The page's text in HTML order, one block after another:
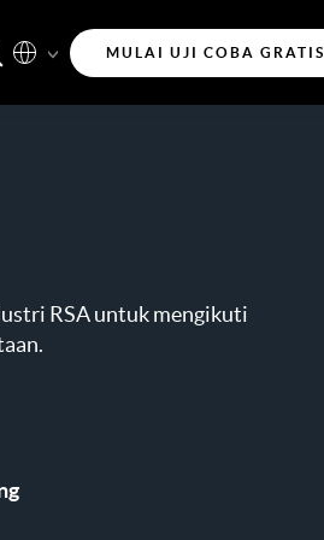
MULAI UJI COBA GRATIS
RSA untuk mengikuti